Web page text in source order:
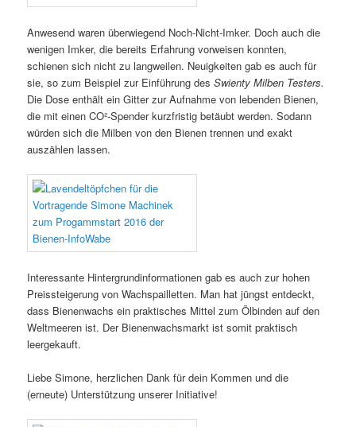
Anwesend waren überwiegend Noch-Nicht-Imker. Doch auch die
wenigen Imker, die bereits Erfahrung vorweisen konnten,
schienen sich nicht zu langweilen. Neuigkeiten gab es auch für
sie, so zum Beispiel zur Einführung desSwienty Milben Testers.
Die Dose enthält ein Gitter zur Aufnahme von lebenden Bienen,
die mit einen CO²-Spender kurzfristig betäubt werden. Sodann
würden sich die Milben von den Bienen trennen und exakt
auszählen lassen.
Interessante Hintergrundinformationen gab es auch zur hohen
Preissteigerung von Wachspailletten. Man hat jüngst entdeckt,
dass Bienenwachs ein praktisches Mittel zum Ölbinden auf den
Weltmeeren ist. Der Bienenwachsmarkt ist somit praktisch
leergekauft.
Liebe Simone, herzlichen Dank für dein Kommen und die
(erneute) Unterstützung unserer Initiative!